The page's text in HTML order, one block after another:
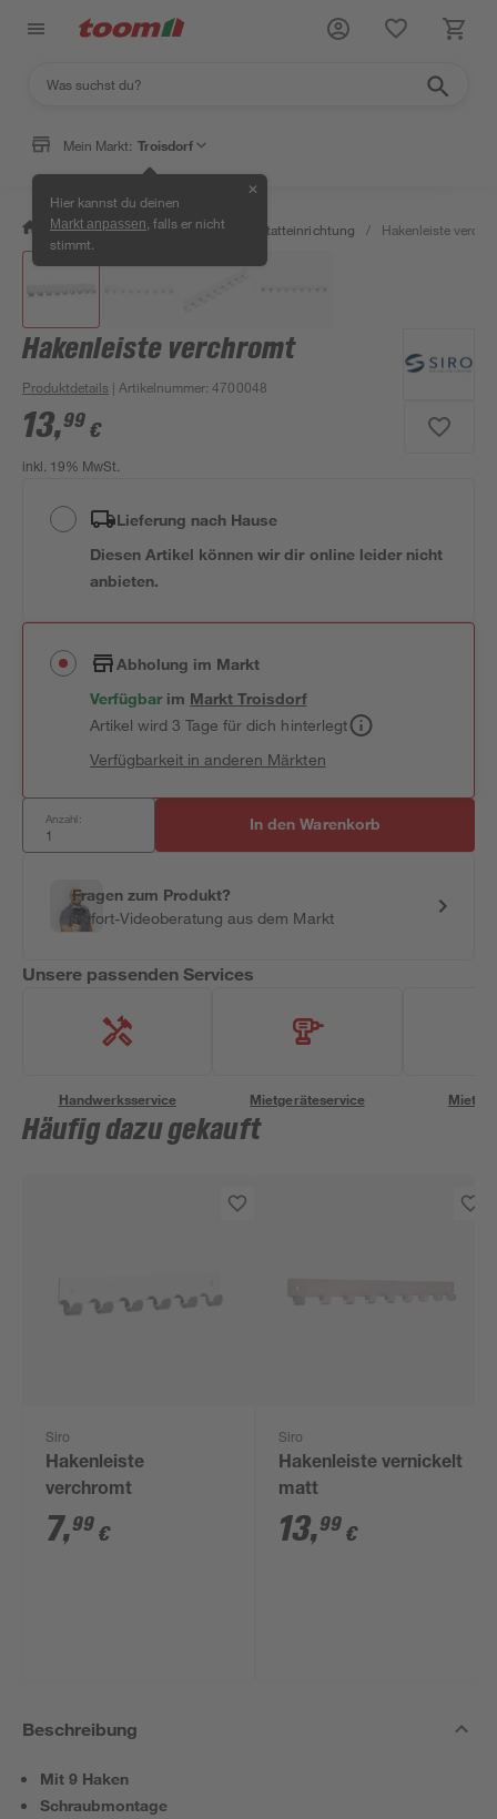
Mein Markt: Troisdorf
Hier kannst du deinen
Markt anpassen , falls er nicht
stimmt.
✕
/ Werkstatt & Maschinen / Werkstatteinrichtung / Hakenleiste
Hakenleiste verchromt
Produktdetails | Artikelnummer:4700048
13,99 €
inkl. 19% MwSt.
Lieferung nach Hause
Diesen Artikel können wir dir online leider nicht
anbieten.
Abholung im Markt
Verfügbar im MarktTroisdorf
Artikel wird 3 Tage für dich hinterlegt
Verfügbarkeit in anderen Märkten
Anzahl: In den Warenkorb
Fragen zum Produkt?
Sofort-Videoberatung aus dem Markt
Unsere passenden Services
Handwerksservice Mietgeräteservice
Häufig dazu gekauft
Siro
Hakenleiste
verchromt
7,99 €
Siro
Hakenleiste vernickelt
matt
13,99 €
Beschreibung
Mit 9 Haken
Schraubmontage